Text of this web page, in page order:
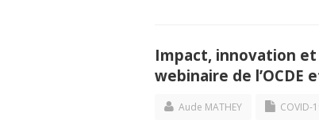
Impact, innovation et
webinaire de l’OCDE
Aude MATHEY COVID-